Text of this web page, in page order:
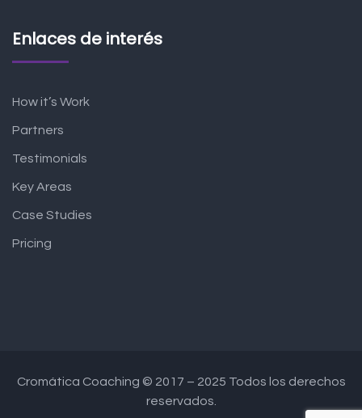
Enlaces de interés
How it’s Work
Partners
Testimonials
Key Areas
Case Studies
Pricing
Cromática Coaching © 2017 – 2025 Todos los derechos
reservados.